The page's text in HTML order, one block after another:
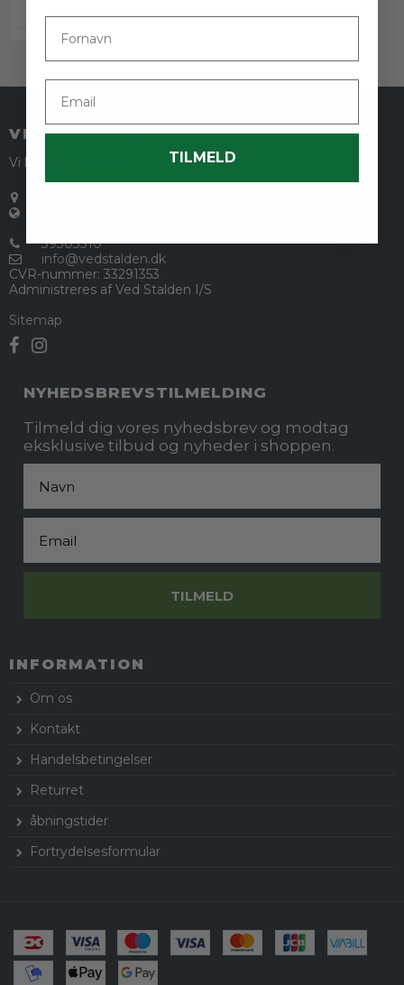
VED STALDEN RIDEUDSTYR
Vi har også en fysisk butik
39303310
info@vedstalden.dk
CVR-nummer: 33291353
Administreres af Ved Stalden I/S
Sitemap
NYHEDSBREVSTILMELDING
Tilmeld dig vores nyhedsbrev og modtag
eksklusive tilbud og nyheder i shoppen.
TILMELD
INFORMATION
Om os
Kontakt
Handelsbetingelser
Returret
åbningstider
Fortrydelsesformular
TILMELD